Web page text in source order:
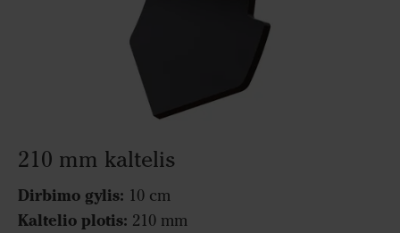
210 mm kaltelis
Dirbimo gylis: 10 cm
Kaltelio plotis: 210 mm